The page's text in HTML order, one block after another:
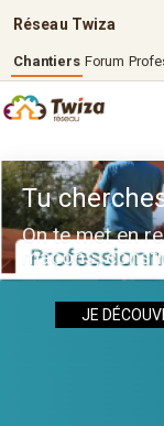
Réseau Twiza
Chantiers Forum
Tu
On te met en
maçons,
JE